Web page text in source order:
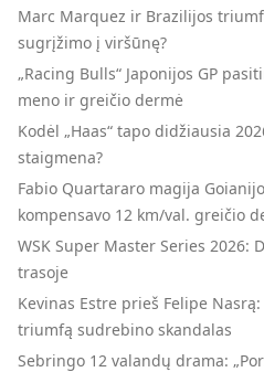
Marc Marquez ir Brazilijos
sugrįžimo į viršūnę?
„Racing Bulls“ Japonijos GP
meno ir greičio dermė
Kodėl „Haas“ tapo didžiausia
staigmena?
Fabio Quartararo magija
kompensavo 12 km/val. greičio
WSK Super Master Series 2026:
trasoje
Kevinas Estre prieš Felipe
triumfą sudrebino skandalas
Sebringo 12 valandų drama: